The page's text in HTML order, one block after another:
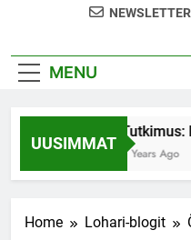
NEWSLETTER
MENU
UUSIMMAT
Tutkimus:
7 Years Ago
Home Lohari-blogit